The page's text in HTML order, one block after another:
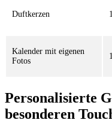
Duftkerzen
Kalender mit eigenen
Fotos
Personalisierte
besonderen